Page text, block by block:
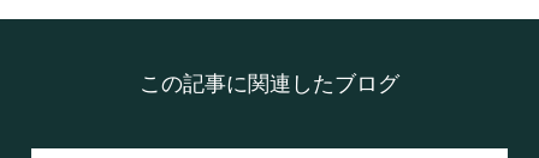
この記事に関連したブログ